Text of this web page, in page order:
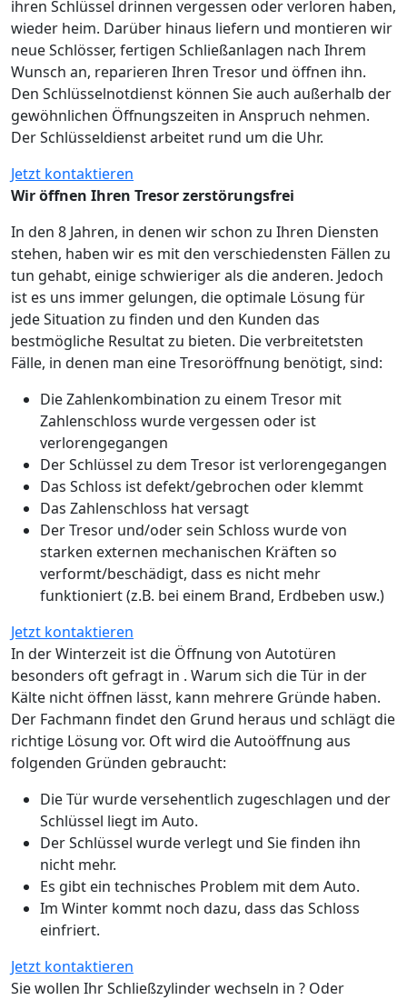
ihren Schlüssel drinnen vergessen oder verloren haben,
wieder heim. Darüber hinaus liefern und montieren wir
neue Schlösser, fertigen Schließanlagen nach Ihrem
Wunsch an, reparieren Ihren Tresor und öffnen ihn.
Den Schlüsselnotdienst können Sie auch außerhalb der
gewöhnlichen Öffnungszeiten in Anspruch nehmen.
Der Schlüsseldienst arbeitet rund um die Uhr.
Jetzt kontaktieren
Wir öffnen Ihren Tresor zerstörungsfrei
In den 8 Jahren, in denen wir schon zu Ihren Diensten
stehen, haben wir es mit den verschiedensten Fällen zu
tun gehabt, einige schwieriger als die anderen. Jedoch
ist es uns immer gelungen, die optimale Lösung für
jede Situation zu finden und den Kunden das
bestmögliche Resultat zu bieten. Die verbreitetsten
Fälle, in denen man eine Tresoröffnung benötigt, sind:
Die Zahlenkombination zu einem Tresor mit
Zahlenschloss wurde vergessen oder ist
verlorengegangen
Der Schlüssel zu dem Tresor ist verlorengegangen
Das Schloss ist defekt/gebrochen oder klemmt
Das Zahlenschloss hat versagt
Der Tresor und/oder sein Schloss wurde von
starken externen mechanischen Kräften so
verformt/beschädigt, dass es nicht mehr
funktioniert (z.B. bei einem Brand, Erdbeben usw.)
Jetzt kontaktieren
In der Winterzeit ist die Öffnung von Autotüren
besonders oft gefragt in . Warum sich die Tür in der
Kälte nicht öffnen lässt, kann mehrere Gründe haben.
Der Fachmann findet den Grund heraus und schlägt die
richtige Lösung vor. Oft wird die Autoöffnung aus
folgenden Gründen gebraucht:
Die Tür wurde versehentlich zugeschlagen und der
Schlüssel liegt im Auto.
Der Schlüssel wurde verlegt und Sie finden ihn
nicht mehr.
Es gibt ein technisches Problem mit dem Auto.
Im Winter kommt noch dazu, dass das Schloss
einfriert.
Jetzt kontaktieren
Sie wollen Ihr Schließzylinder wechseln in ? Oder